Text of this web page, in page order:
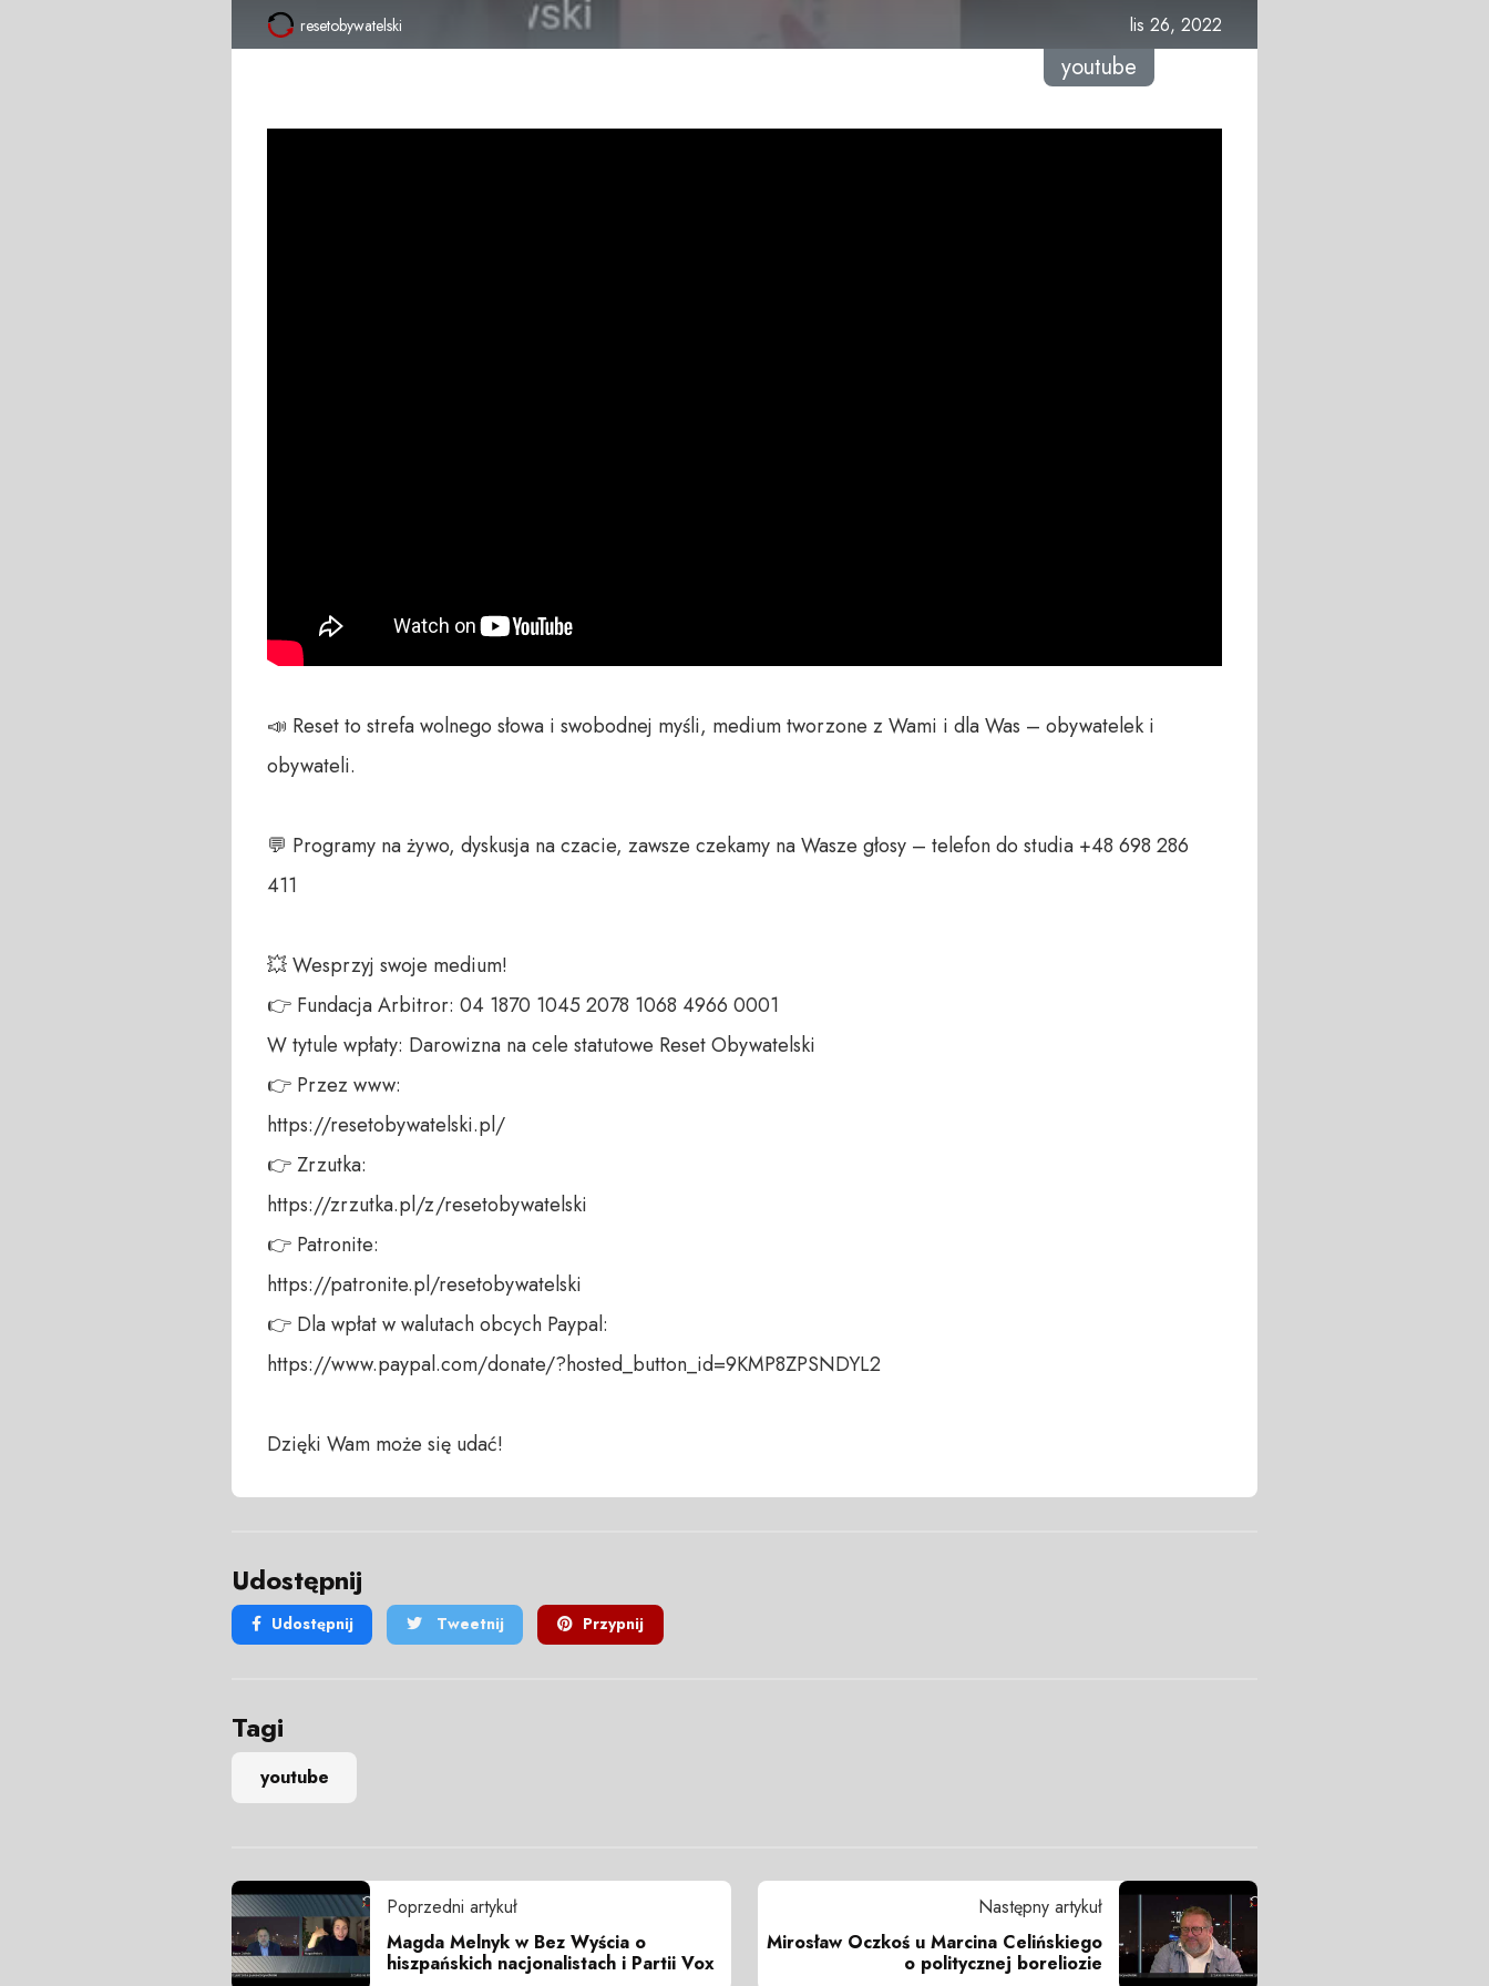
resetobywatelski lis 26, 2022
youtube
📣 Reset to strefa wolnego słowa i swobodnej myśli, medium tworzone z Wami i dla Was – obywatelek i
obywateli.
💬 Programy na żywo, dyskusja na czacie, zawsze czekamy na Wasze głosy – telefon do studia +48 698 286
411
💥 Wesprzyj swoje medium!
👉 Fundacja Arbitror: 04 1870 1045 2078 1068 4966 0001
W tytule wpłaty: Darowizna na cele statutowe Reset Obywatelski
👉 Przez www:
https://resetobywatelski.pl/
👉 Zrzutka:
https://zrzutka.pl/z/resetobywatelski
👉 Patronite:
https://patronite.pl/resetobywatelski
👉 Dla wpłat w walutach obcych Paypal:
https://www.paypal.com/donate/?hosted_button_id=9KMP8ZPSNDYL2
Dzięki Wam może się udać!
Udostępnij
Udostępnij Tweetnij Przypnij
Tagi
youtube
Poprzedni artykuł
Magda Melnyk w Bez Wyścia o
hiszpańskich nacjonalistach i Partii Vox
Następny artykuł
Mirosław Oczkoś u Marcina Celińskiego
o politycznej boreliozie